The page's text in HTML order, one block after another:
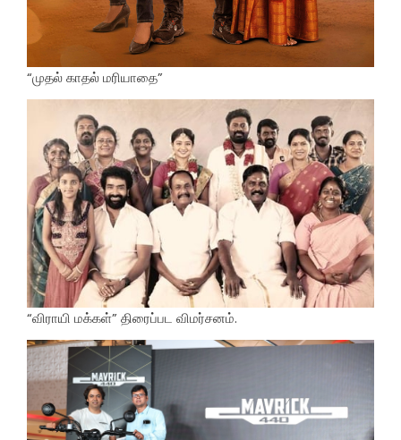
“முதல் காதல் மரியாதை”
“விராயி மக்கள்” திரைப்பட விமர்சனம்.